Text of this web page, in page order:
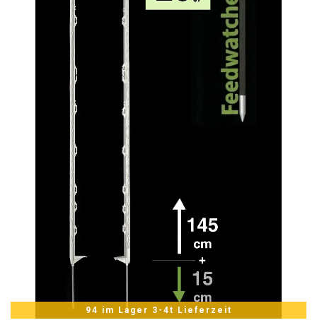
94 im Lager 3-4t Lieferzeit